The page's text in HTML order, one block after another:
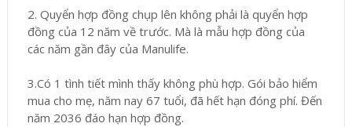
2. Quyển hợp đồng chụp lên không phải là quyển hợp
đồng của 12 năm về trước. Mà là mẫu hợp đồng của
các năm gần đây của Manulife.
3.Có 1 tình tiết mình thấy không phù hợp. Gói bảo hiểm
mua cho mẹ, năm nay 67 tuổi, đã hết hạn đóng phí. Đến
năm 2036 đáo hạn hợp đồng.